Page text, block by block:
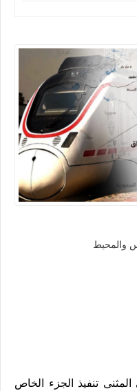
والمحيط
تنفيذ الجزء الخاص